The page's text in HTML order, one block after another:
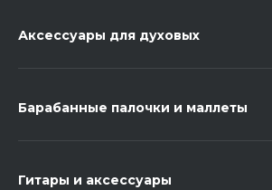
Аксессуары для духовых
Барабанные палочки и маллеты
Гитары и аксессуары